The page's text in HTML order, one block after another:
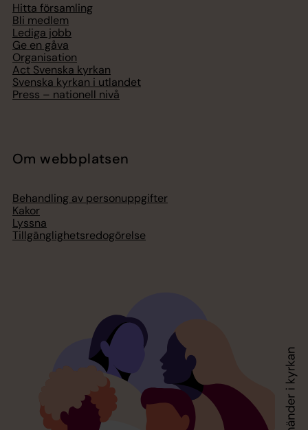
Hitta församling
Bli medlem
Lediga jobb
Ge en gåva
Organisation
Act Svenska kyrkan
Svenska kyrkan i utlandet
Press – nationell nivå
Om webbplatsen
Behandling av personuppgifter
Kakor
Lyssna
Tillgänglighetsredogörelse